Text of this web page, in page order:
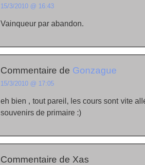
15/3/2010 @ 16:43
Vainqueur par abandon.
Commentaire de Gonzague
15/3/2010 @ 17:05
eh bien , tout pareil, les cours sont vite
souvenirs de primaire :)
Commentaire de Xas